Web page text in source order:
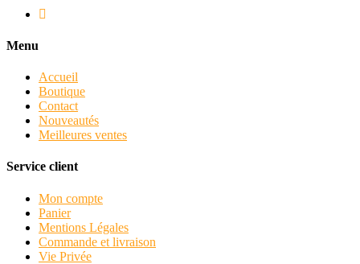
Menu
Accueil
Boutique
Contact
Nouveautés
Meilleures ventes
Service client
Mon compte
Panier
Mentions Légales
Commande et livraison
Vie Privée